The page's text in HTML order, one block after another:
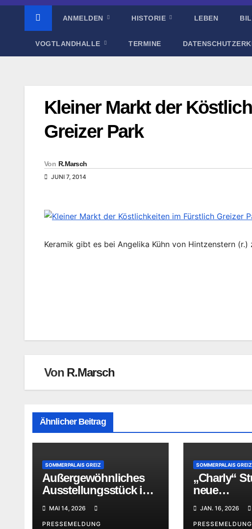
ANMELDEN HISTORIE LEBEN
VOGTLANDHALLE TERMINE
Kleiner Markt der
Greizer Park
Von R.Marsch
JUNI 7, 2014
Keramik gibt es bei Angelika Kühn von Hintzenstern (r.)
Von R.Marsch
Ähnlicher Beitrag
SOMMERPALAIS GREIZ
Außergewöhnliches
Ausstellungsstück im
MAI 14, 2026
PRESSEMELDUNG
SOMMERPALAIS GREIZ
„Charly“
neue
imJAN. 16, 2026
PRESSEMELDUNG